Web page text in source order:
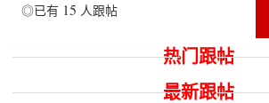
◎已有 15 人跟帖
热门跟帖
最新跟帖